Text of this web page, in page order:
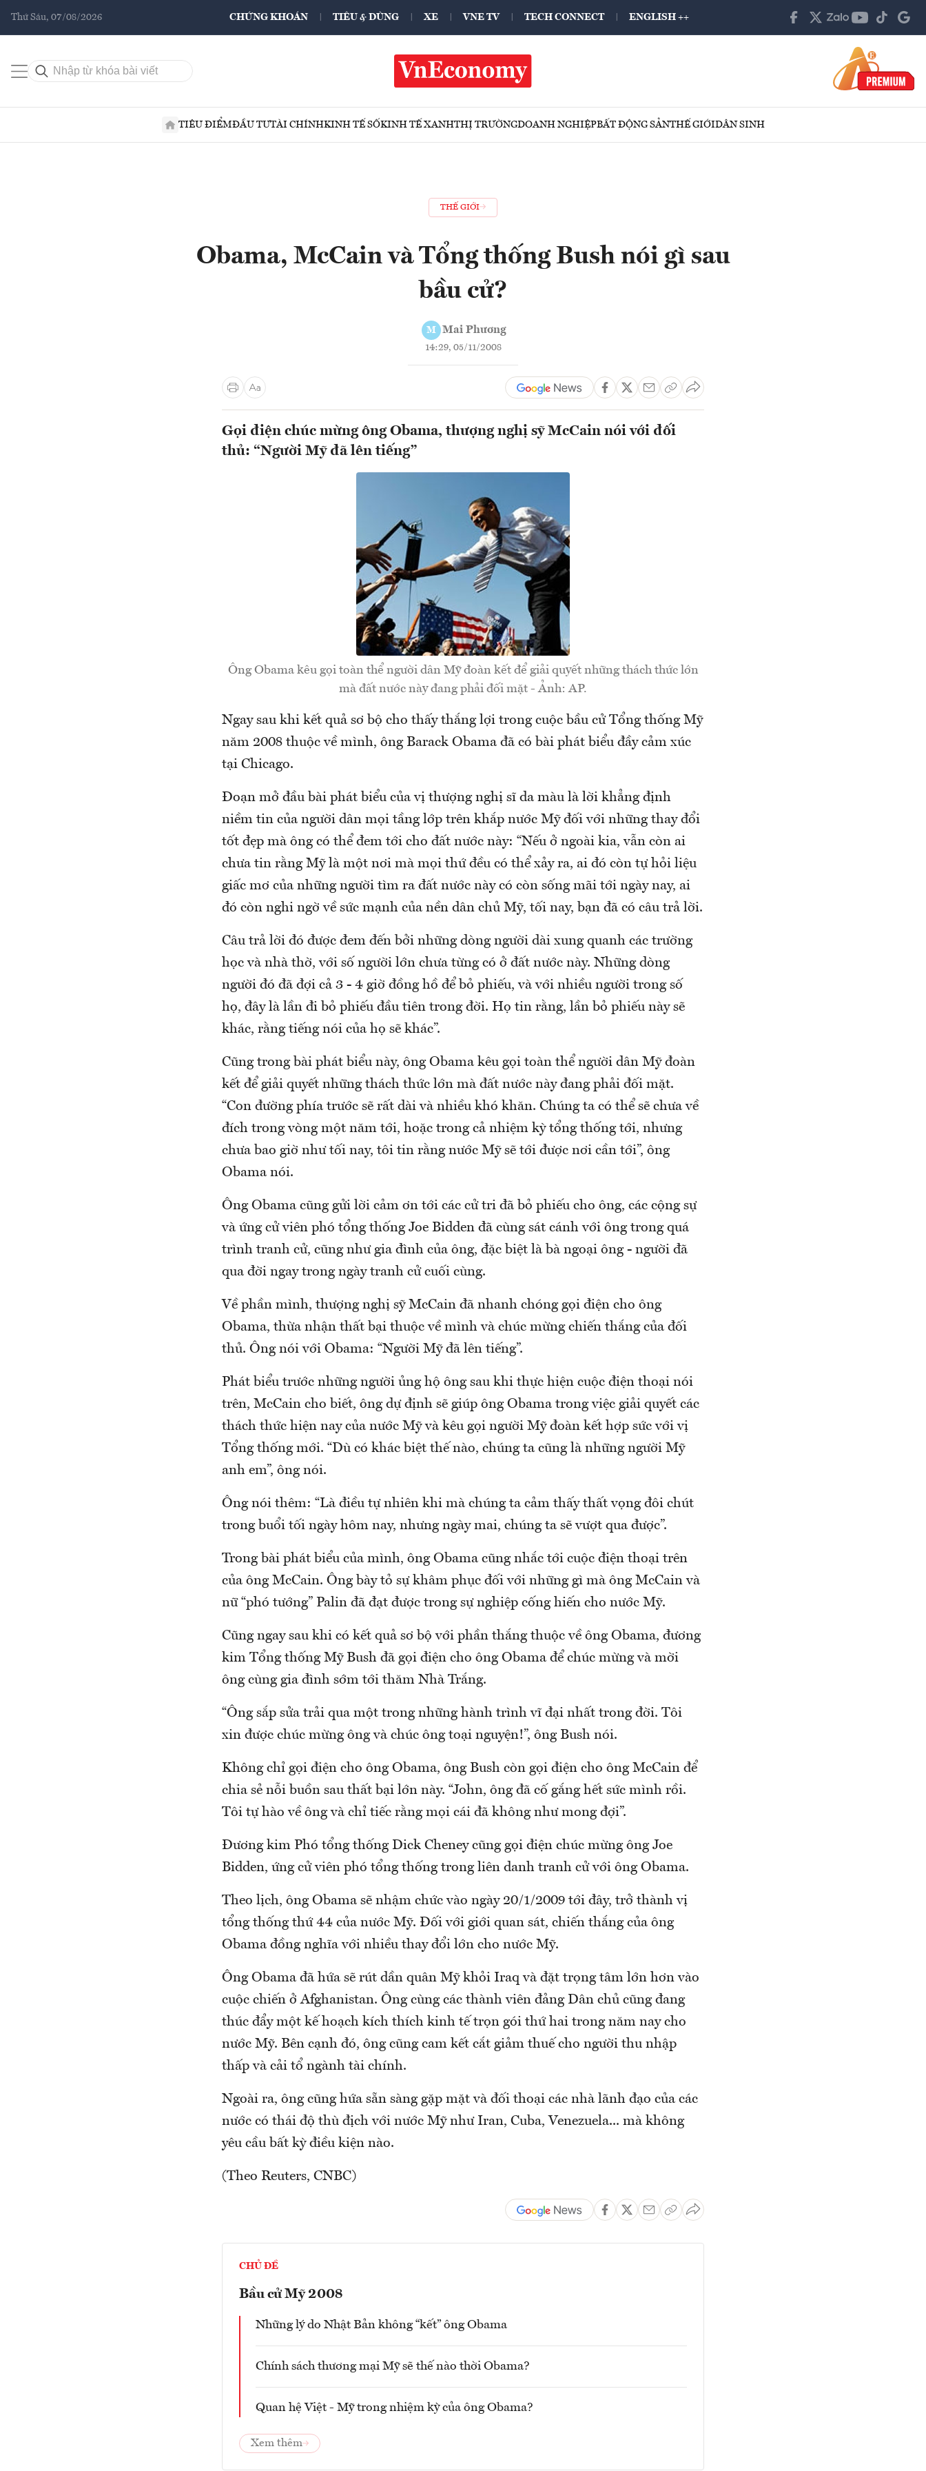
Thứ Sáu, 07/08/2026 CHỨNG KHOÁN TIÊU & DÙNG XE VNE TV TECH CONNECT ENGLISH ++
TIÊU ĐIỂMĐẦU TƯTÀI CHÍNHKINH TẾ SỐKINH TẾ XANHTHỊ TRƯỜNGDOANH NGHIỆPBẤT ĐỘNG SẢNTHẾ GIỚIDÂN SINH
THẾ GIỚI
Obama, McCain và Tổng thống Bush nói gì sau
bầu cử?
M Mai Phương
14:29, 05/11/2008
Gọi điện chúc mừng ông Obama, thượng nghị sỹ McCain nói với đối
thủ: “Người Mỹ đã lên tiếng”
Ông Obama kêu gọi toàn thể người dân Mỹ đoàn kết để giải quyết những thách thức lớn
mà đất nước này đang phải đối mặt - Ảnh: AP.
Ngay sau khi kết quả sơ bộ cho thấy thắng lợi trong cuộc bầu cử Tổng thống Mỹ
năm 2008 thuộc về mình, ông Barack Obama đã có bài phát biểu đầy cảm xúc
tại Chicago.
Đoạn mở đầu bài phát biểu của vị thượng nghị sĩ da màu là lời khẳng định
niềm tin của người dân mọi tầng lớp trên khắp nước Mỹ đối với những thay đổi
tốt đẹp mà ông có thể đem tới cho đất nước này: “Nếu ở ngoài kia, vẫn còn ai
chưa tin rằng Mỹ là một nơi mà mọi thứ đều có thể xảy ra, ai đó còn tự hỏi liệu
giấc mơ của những người tìm ra đất nước này có còn sống mãi tới ngày nay, ai
đó còn nghi ngờ về sức mạnh của nền dân chủ Mỹ, tối nay, bạn đã có câu trả lời.
Câu trả lời đó được đem đến bởi những dòng người dài xung quanh các trường
học và nhà thờ, với số người lớn chưa từng có ở đất nước này. Những dòng
người đó đã đợi cả 3 - 4 giờ đồng hồ để bỏ phiếu, và với nhiều người trong số
họ, đây là lần đi bỏ phiếu đầu tiên trong đời. Họ tin rằng, lần bỏ phiếu này sẽ
khác, rằng tiếng nói của họ sẽ khác”.
Cũng trong bài phát biểu này, ông Obama kêu gọi toàn thể người dân Mỹ đoàn
kết để giải quyết những thách thức lớn mà đất nước này đang phải đối mặt.
“Con đường phía trước sẽ rất dài và nhiều khó khăn. Chúng ta có thể sẽ chưa về
đích trong vòng một năm tới, hoặc trong cả nhiệm kỳ tổng thống tới, nhưng
chưa bao giờ như tối nay, tôi tin rằng nước Mỹ sẽ tới được nơi cần tới”, ông
Obama nói.
Ông Obama cũng gửi lời cảm ơn tới các cử tri đã bỏ phiếu cho ông, các cộng sự
và ứng cử viên phó tổng thống Joe Bidden đã cùng sát cánh với ông trong quá
trình tranh cử, cũng như gia đình của ông, đặc biệt là bà ngoại ông - người đã
qua đời ngay trong ngày tranh cử cuối cùng.
Về phần mình, thượng nghị sỹ McCain đã nhanh chóng gọi điện cho ông
Obama, thừa nhận thất bại thuộc về mình và chúc mừng chiến thắng của đối
thủ. Ông nói với Obama: “Người Mỹ đã lên tiếng”.
Phát biểu trước những người ủng hộ ông sau khi thực hiện cuộc điện thoại nói
trên, McCain cho biết, ông dự định sẽ giúp ông Obama trong việc giải quyết các
thách thức hiện nay của nước Mỹ và kêu gọi người Mỹ đoàn kết hợp sức với vị
Tổng thống mới. “Dù có khác biệt thế nào, chúng ta cũng là những người Mỹ
anh em”, ông nói.
Ông nói thêm: “Là điều tự nhiên khi mà chúng ta cảm thấy thất vọng đôi chút
trong buổi tối ngày hôm nay, nhưng ngày mai, chúng ta sẽ vượt qua được”.
Trong bài phát biểu của mình, ông Obama cũng nhắc tới cuộc điện thoại trên
của ông McCain. Ông bày tỏ sự khâm phục đối với những gì mà ông McCain và
nữ “phó tướng” Palin đã đạt được trong sự nghiệp cống hiến cho nước Mỹ.
Cũng ngay sau khi có kết quả sơ bộ với phần thắng thuộc về ông Obama, đương
kim Tổng thống Mỹ Bush đã gọi điện cho ông Obama để chúc mừng và mời
ông cùng gia đình sớm tới thăm Nhà Trắng.
“Ông sắp sửa trải qua một trong những hành trình vĩ đại nhất trong đời. Tôi
xin được chúc mừng ông và chúc ông toại nguyện!”, ông Bush nói.
Không chỉ gọi điện cho ông Obama, ông Bush còn gọi điện cho ông McCain để
chia sẻ nỗi buồn sau thất bại lớn này. “John, ông đã cố gắng hết sức mình rồi.
Tôi tự hào về ông và chỉ tiếc rằng mọi cái đã không như mong đợi”.
Đương kim Phó tổng thống Dick Cheney cũng gọi điện chúc mừng ông Joe
Bidden, ứng cử viên phó tổng thống trong liên danh tranh cử với ông Obama.
Theo lịch, ông Obama sẽ nhậm chức vào ngày 20/1/2009 tới đây, trở thành vị
tổng thống thứ 44 của nước Mỹ. Đối với giới quan sát, chiến thắng của ông
Obama đồng nghĩa với nhiều thay đổi lớn cho nước Mỹ.
Ông Obama đã hứa sẽ rút dần quân Mỹ khỏi Iraq và đặt trọng tâm lớn hơn vào
cuộc chiến ở Afghanistan. Ông cùng các thành viên đảng Dân chủ cũng đang
thúc đẩy một kế hoạch kích thích kinh tế trọn gói thứ hai trong năm nay cho
nước Mỹ. Bên cạnh đó, ông cũng cam kết cắt giảm thuế cho người thu nhập
thấp và cải tổ ngành tài chính.
Ngoài ra, ông cũng hứa sẵn sàng gặp mặt và đối thoại các nhà lãnh đạo của các
nước có thái độ thù địch với nước Mỹ như Iran, Cuba, Venezuela... mà không
yêu cầu bất kỳ điều kiện nào.
(Theo Reuters, CNBC)
CHỦ ĐỀ
Bầu cử Mỹ 2008
Những lý do Nhật Bản không “kết” ông Obama
Chính sách thương mại Mỹ sẽ thế nào thời Obama?
Quan hệ Việt - Mỹ trong nhiệm kỳ của ông Obama?
Xem thêm